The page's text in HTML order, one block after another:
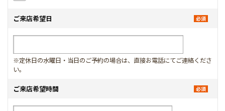
ご来店希望日
※定休日の水曜日・当日のご予約の場合は、直接お電話にてご連絡くださ
い。
ご来店希望時間